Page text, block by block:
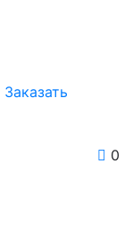
Заказать
0